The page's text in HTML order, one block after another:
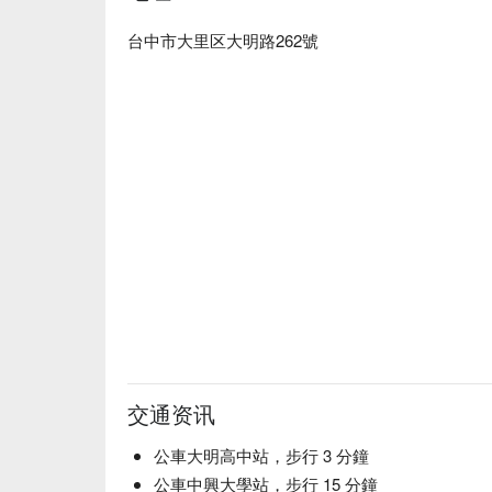
台中市大里区大明路262號
交通资讯
公車大明高中站，步行 3 分鐘
公車中興大學站，步行 15 分鐘